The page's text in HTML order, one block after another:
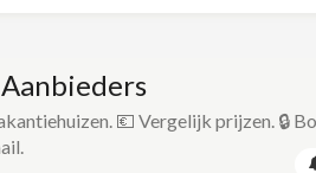
💶 Vergelijk prijzen. 🔒